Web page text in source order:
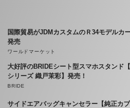
国際貿易がJDMカスタムのＲ34モデルカ
発売
ワールドマーケット
大好評のBRIDEシート型スマホスタンド
シリーズ 織戸茉彩】発売！
BRIDE
サイドエアバッグキャンセラー【純正カ